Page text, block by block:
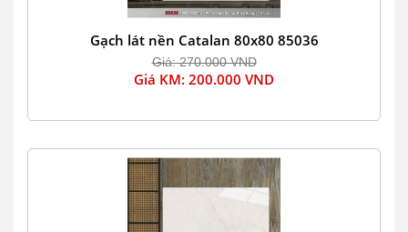
Gạch lát nền Catalan 80x80 85036
Giá: 270.000 VND
Giá KM: 200.000 VND